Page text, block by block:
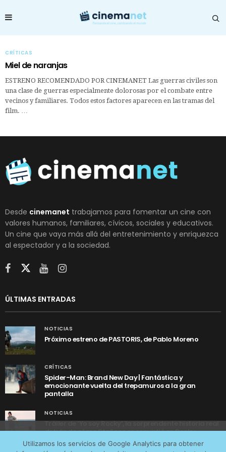
CRÍTICAS
Miel de naranjas
ESTRENO RECOMENDADO POR CINEMANET Las guerras civiles son
una clase de guerras especialmente dolorosas por el combate entre
vecinos y familiares. Todos estos factores aparecen en las tramas del
film. …
Desde cinemanet trabajamos para fomentar un cine con
valores humanos, familiares, cívicos, sociales y educativos.
Un cine que vaya más allá del entretenimiento y enriquezca
al espectador y a la sociedad.
ÚLTIMAS ENTRADAS
NOTICIAS
Próximo estreno de PASTORIS, de Pablo Moreno
CRÍTICAS
Spider-Man: Brand New Day | Fantástica y
emocionante vuelta del trepamuros a la gran
pantalla
NOTICIAS
Tráiler de ‘Yo soy Rocky’, la sorprendente historia real
detrás de cómo Stallone se convirtió en Rocky
Utilizamos los servicios de Google Analytics para obtener
tráfico web que recibimos y conocer los servicios que